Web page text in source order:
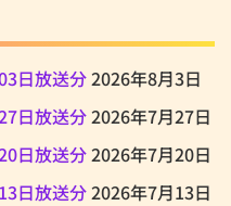
日放送分2026年8月3日
日放送分2026年7月27日
日放送分2026年7月20日
日放送分2026年7月13日